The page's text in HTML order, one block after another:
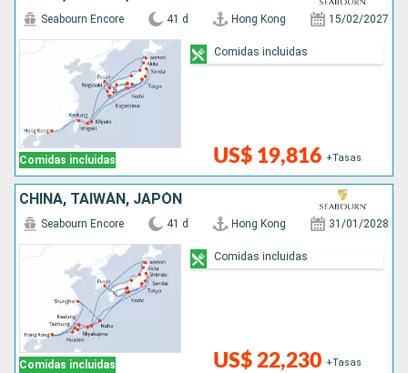
Comidas incluidas
Seabourn Encore 41 d Hong Kong 15/02/2027
US$ 19,816 +Tasas
Comidas incluidas
CHINA, TAIWÁN, JAPÓN
Comidas incluidas
Seabourn Encore 41 d Hong Kong 31/01/2028
US$ 22,230 +Tasas
Comidas incluidas